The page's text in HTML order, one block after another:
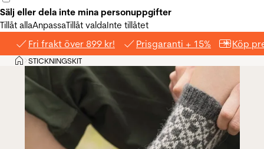
Sälj eller dela inte mina personuppgifter
Tillåt allaAnpassaTillåt valdaInte tillåtet
Fri frakt över 899 kr! Prisgaranti + 15% Köp
Hem
>STICKNINGSKIT